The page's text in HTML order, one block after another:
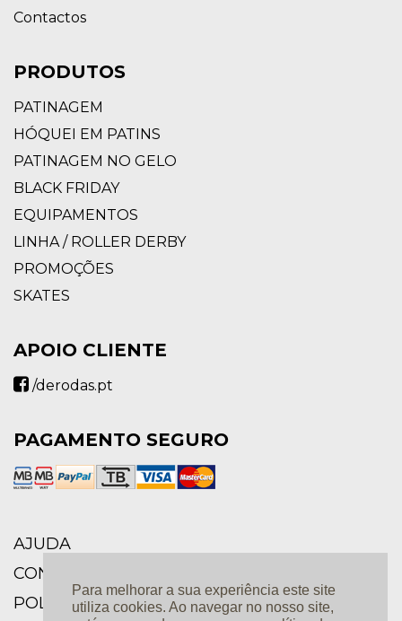
Para melhorar a sua experiência este site
utiliza cookies. Ao navegar no nosso site,
Contactos
PRODUTOS
PATINAGEM
HÓQUEI EM PATINS
PATINAGEM NO GELO
BLACK FRIDAY
EQUIPAMENTOS
LINHA / ROLLER DERBY
PROMOÇÕES
SKATES
APOIO CLIENTE
/derodas.pt
PAGAMENTO SEGURO
AJUDA
CONDIÇÕES GERAIS
POLÍTICA DE PRIVACIDADE E PROTEÇÃO DE